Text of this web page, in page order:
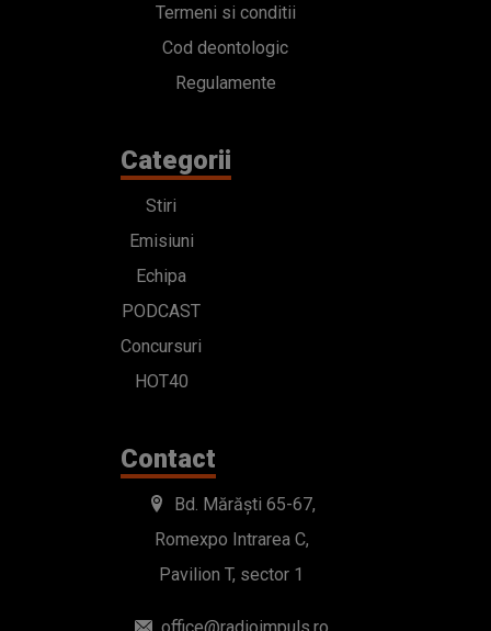
Termeni si conditii
Cod deontologic
Regulamente
Categorii
Stiri
Emisiuni
Echipa
PODCAST
Concursuri
HOT40
Contact
Bd. Mărăști 65-67,
Romexpo Intrarea C,
Pavilion T, sector 1